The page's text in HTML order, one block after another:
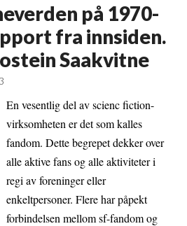
på 1970-
fra innsiden.
Saakvitne
En vesentlig del av scienc fiction-
virksomheten er det som kalles
fandom. Dette begrepet dekker over
alle aktive fans og alle aktiviteter i
regi av foreninger eller
enkeltpersoner. Flere har påpekt
forbindelsen mellom sf-fandom og